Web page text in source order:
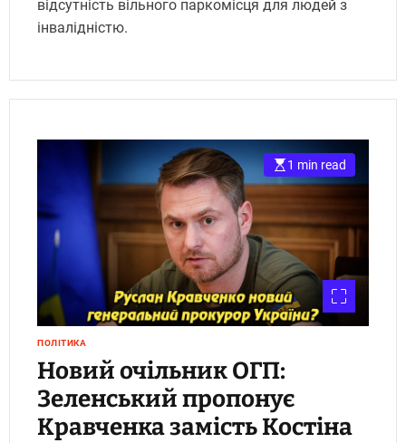
відсутність вільного паркомісця для людей з
інвалідністю.
1 min read
ПОЛІТИКА
Новий очільник ОГП:
Зеленський пропонує
Кравченка замість Костіна